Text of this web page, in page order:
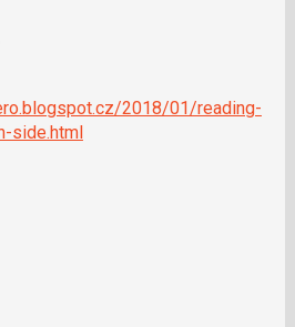
2018/01/reading-
side.html